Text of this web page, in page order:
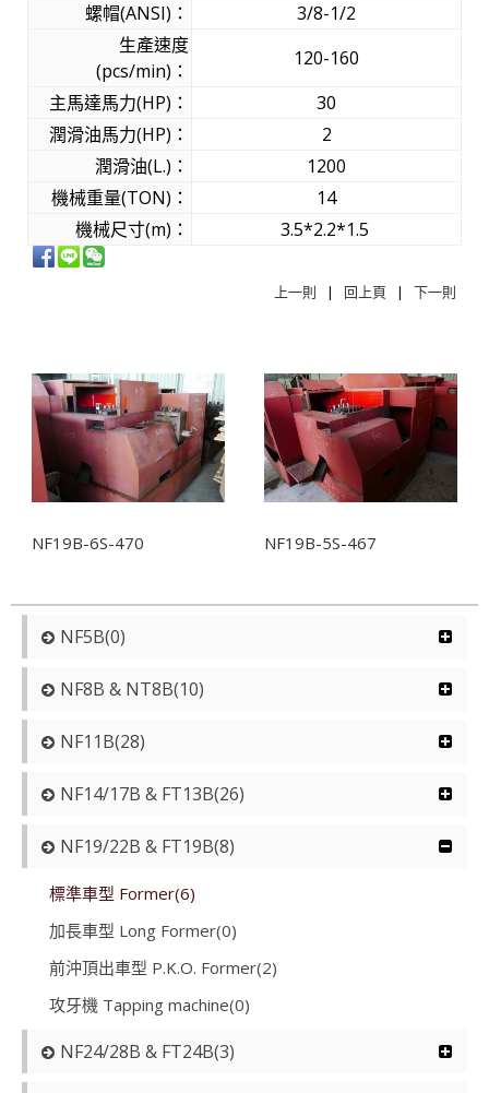
螺帽(ANSI)：
3/8-1/2
生產速度
(pcs/min)：
120-160
主馬達馬力(HP)：
30
潤滑油馬力(HP)：
2
潤滑油(L.)：
1200
機械重量(TON)：
14
機械尺寸(m)：
3.5*2.2*1.5
上一則 | 回上頁 | 下一則
NF19B-6S-470 NF19B-5S-467
NF5B(0)
NF8B & NT8B(10)
NF11B(28)
NF14/17B & FT13B(26)
NF19/22B & FT19B(8)
標準車型 Former(6)
加長車型 Long Former(0)
前沖頂出車型 P.K.O. Former(2)
攻牙機 Tapping machine(0)
NF24/28B & FT24B(3)